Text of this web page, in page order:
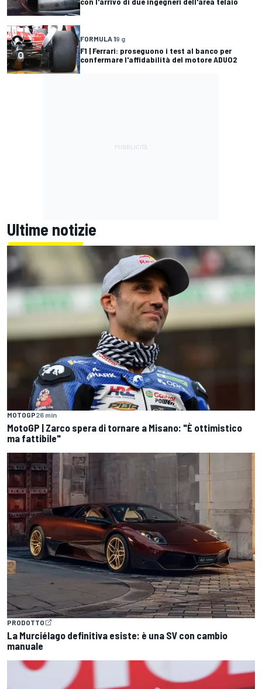
FORMULA 19 g
F1 | Ferrari: proseguono i test al banco per
confermare l'affidabilità del motore ADUO2
Ultime notizie
MOTOGP26 min
MotoGP | Zarco spera di tornare a Misano: "È ottimistico
ma fattibile"
PRODOTTO
La Murciélago definitiva esiste: è una SV con cambio
manuale